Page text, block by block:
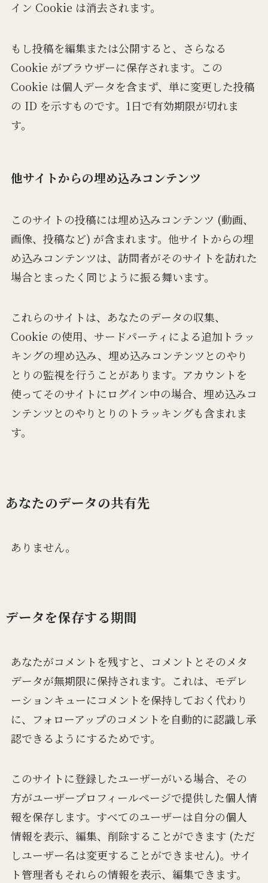
イン Cookie は消去されます。
もし投稿を編集または公開すると、さらなる
Cookie がブラウザーに保存されます。この
Cookie は個人データを含まず、単に変更した投稿
の ID を示すものです。1日で有効期限が切れま
す。
他サイトからの埋め込みコンテンツ
このサイトの投稿には埋め込みコンテンツ (動画、
画像、投稿など) が含まれます。他サイトからの埋
め込みコンテンツは、訪問者がそのサイトを訪れた
場合とまったく同じように振る舞います。
これらのサイトは、あなたのデータの収集、
Cookie の使用、サードパーティによる追加トラッ
キングの埋め込み、埋め込みコンテンツとのやり
とりの監視を行うことがあります。アカウントを
使ってそのサイトにログイン中の場合、埋め込みコ
ンテンツとのやりとりのトラッキングも含まれま
す。
あなたのデータの共有先
ありません。
データを保存する期間
あなたがコメントを残すと、コメントとそのメタ
データが無期限に保持されます。これは、モデレ
ーションキューにコメントを保持しておく代わり
に、フォローアップのコメントを自動的に認識し承
認できるようにするためです。
このサイトに登録したユーザーがいる場合、その
方がユーザープロフィールページで提供した個人情
報を保存します。すべてのユーザーは自分の個人
情報を表示、編集、削除することができます (ただ
しユーザー名は変更することができません)。サイ
ト管理者もそれらの情報を表示、編集できます。